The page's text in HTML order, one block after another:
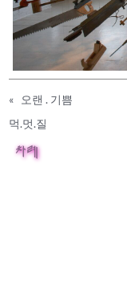
«
오랜 . 기쁨
먹.멋.질
차례